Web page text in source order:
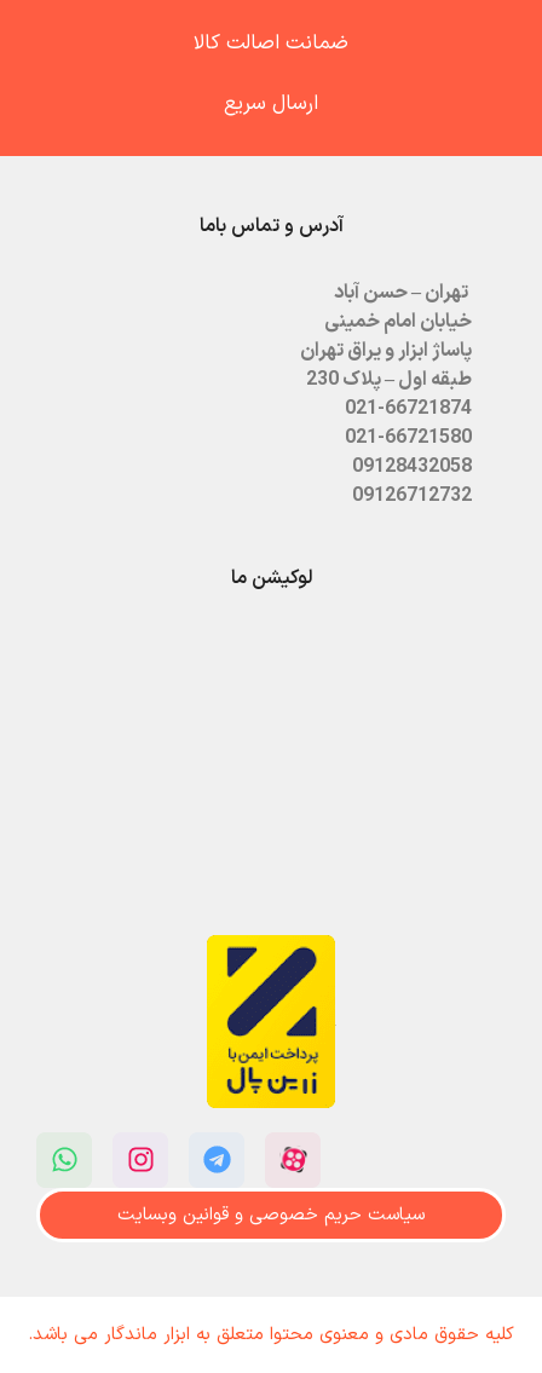
ضمانت اصالت کالا
ارسال سریع
آدرس و تماس باما
تهران – حسن آباد
خیابان امام خمینی
پاساژ ابزار و یراق تهران
طبقه اول – پلاک 230
021-66721874
021-66721580
09128432058
09126712732
لوکیشن ما
سیاست حریم خصوصی و قوانین وبسایت
کلیه حقوق مادی و معنوی محتوا متعلق به ابزار ماندگار می باشد.